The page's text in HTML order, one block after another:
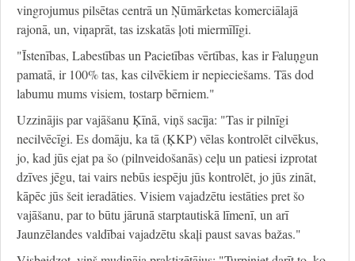
vingrojumus pilsētas centrā un Ņūmārketas komerciālajā
rajonā, un, viņaprāt, tas izskatās ļoti miermīlīgi.
"Īstenības, Labestības un Pacietības vērtības, kas ir Faluņgun
pamatā, ir 100% tas, kas cilvēkiem ir nepieciešams. Tās dod
labumu mums visiem, tostarp bērniem."
Uzzinājis par vajāšanu Ķīnā, viņš sacīja: "Tas ir pilnīgi
necilvēcīgi. Es domāju, ka tā (ĶKP) vēlas kontrolēt cilvēkus,
jo, kad jūs ejat pa šo (pilnveidošanās) ceļu un patiesi izprotat
dzīves jēgu, tai vairs nebūs iespēju jūs kontrolēt, jo jūs zināt,
kāpēc jūs šeit ieradāties. Visiem vajadzētu iestāties pret šo
vajāšanu, par to būtu jārunā starptautiskā līmenī, un arī
Jaunzēlandes valdībai vajadzētu skaļi paust savas bažas."